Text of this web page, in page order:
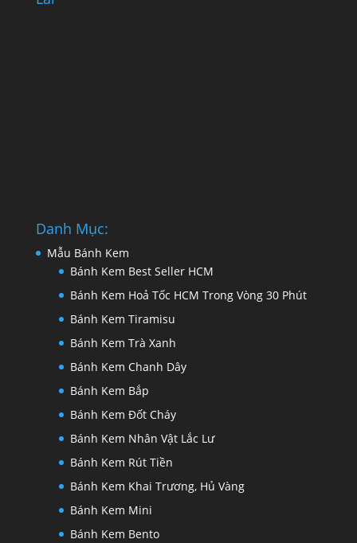
Danh Mục:
Mẫu Bánh Kem
Bánh Kem Best Seller HCM
Bánh Kem Hoả Tốc HCM Trong Vòng 30 Phút
Bánh Kem Tiramisu
Bánh Kem Trà Xanh
Bánh Kem Chanh Dây
Bánh Kem Bắp
Bánh Kem Đốt Cháy
Bánh Kem Nhân Vật Lắc Lư
Bánh Kem Rút Tiền
Bánh Kem Khai Trương, Hủ Vàng
Bánh Kem Mini
Bánh Kem Bento